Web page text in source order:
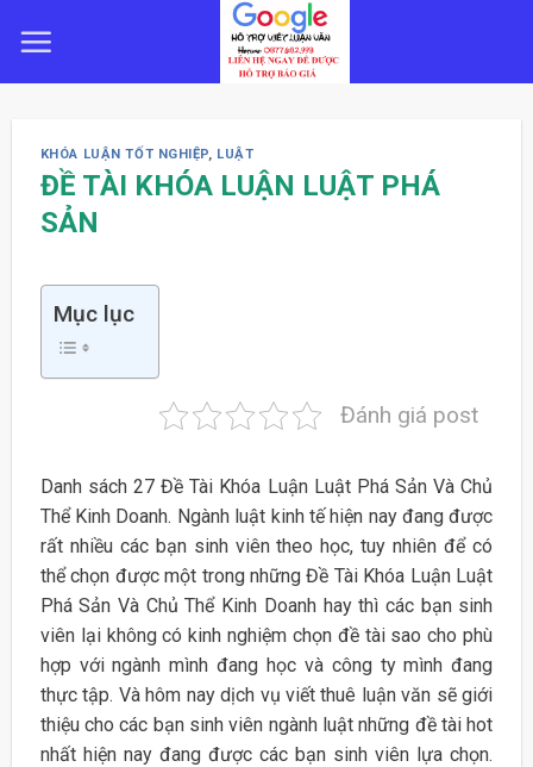
KHÓA LUẬN TỐT NGHIỆP, LUẬT
ĐỀ TÀI KHÓA LUẬN LUẬT PHÁ
SẢN
Mục lục
Đánh giá post
Danh sách 27 Đề Tài Khóa Luận Luật Phá Sản Và Chủ
Thể Kinh Doanh. Ngành luật kinh tế hiện nay đang được
rất nhiều các bạn sinh viên theo học, tuy nhiên để có
thể chọn được một trong những Đề Tài Khóa Luận Luật
Phá Sản Và Chủ Thể Kinh Doanh hay thì các bạn sinh
viên lại không có kinh nghiệm chọn đề tài sao cho phù
hợp với ngành mình đang học và công ty mình đang
thực tập. Và hôm nay dịch vụ viết thuê luận văn sẽ giới
thiệu cho các bạn sinh viên ngành luật những đề tài hot
nhất hiện nay đang được các bạn sinh viên lựa chọn.